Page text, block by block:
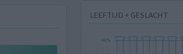
LEEFTIJD + GESLACHT